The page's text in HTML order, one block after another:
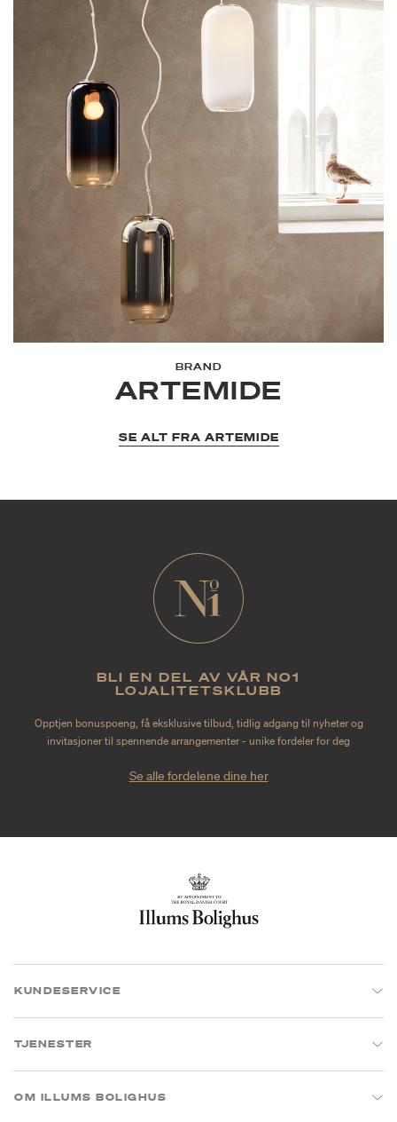
BRAND
ARTEMIDE
SE ALT FRA ARTEMIDE
BLI EN DEL AV VÅR NO1
LOJALITETSKLUBB
Opptjen bonuspoeng, få eksklusive tilbud, tidlig adgang til nyheter og
invitasjoner til spennende arrangementer - unike fordeler for deg
Se alle fordelene dine her
KUNDESERVICE
TJENESTER
OM ILLUMS BOLIGHUS